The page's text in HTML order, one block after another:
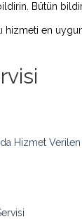
Bütün
hizmeti en
Hizmet